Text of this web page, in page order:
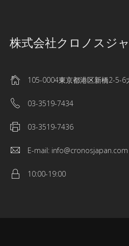
株式会社クロノスジ
105-0004東京都港区新橋2-5-6
03-3519-7434
03-3519-7436
E-mail: info@cronosjapan.com
10:00-19:00